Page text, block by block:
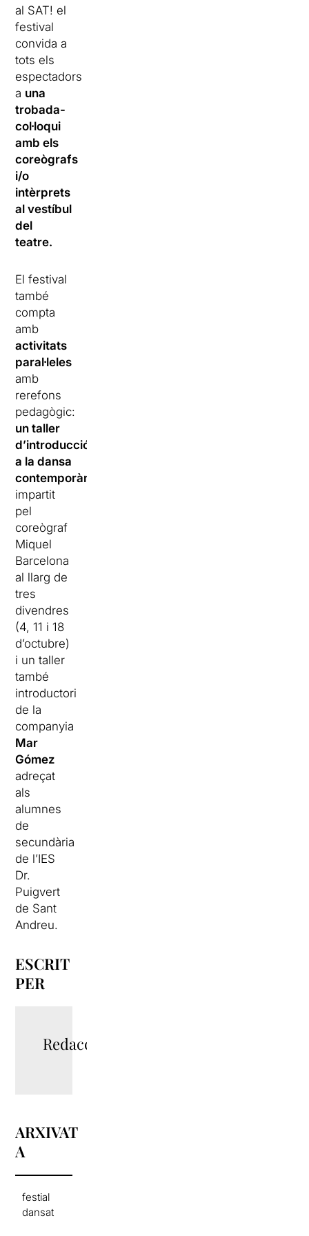
al SAT! el
festival
convida a
tots els
espectadors
a una
trobada-
col·loqui
amb els
coreògrafs
i/o
intèrprets
al vestíbul
del
teatre.
El festival
també
compta
amb
activitats
paral·leles
amb
rerefons
pedagògic:
un taller
d’introducció
a la dansa
contemporània
impartit
pel
coreògraf
Miquel
Barcelona
al llarg de
tres
divendres
(4, 11 i 18
d’octubre)
i un taller
també
introductori
de la
companyia
Mar
Gómez
adreçat
als
alumnes
de
secundària
de l’IES
Dr.
Puigvert
de Sant
Andreu.
ESCRIT
PER
Redacció
ARXIVAT
A
festial
dansat